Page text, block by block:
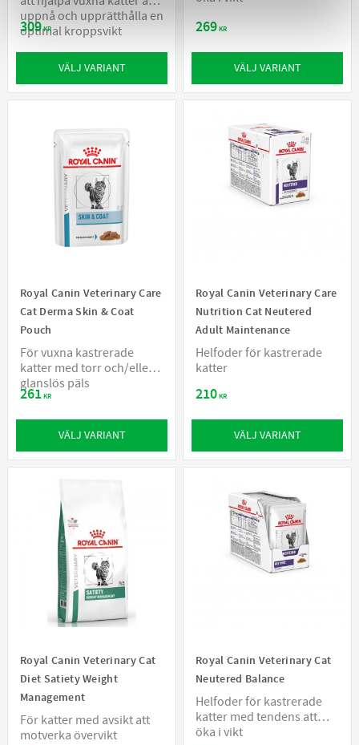
uppnå och upprätthålla en
optimal kroppsvikt
309KR
VÄLJ VARIANT
269KR
VÄLJ VARIANT
Royal Canin Veterinary Care
Cat Derma Skin & Coat
Pouch
För vuxna kastrerade
katter med torr och/eller
glanslös päls
261KR
VÄLJ VARIANT
Royal Canin Veterinary Care
Nutrition Cat Neutered
Adult Maintenance
Helfoder för kastrerade
katter
210KR
VÄLJ VARIANT
Royal Canin Veterinary Cat
Diet Satiety Weight
Management
För katter med avsikt att
motverka övervikt
Royal Canin Veterinary Cat
Neutered Balance
Helfoder för kastrerade
katter med tendens att
öka i vikt